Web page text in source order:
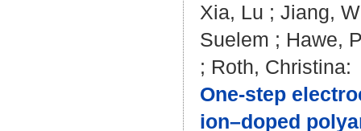
Xia, Lu ; Jiang,
Suelem ; Hawe,
; Roth, Christina:
One-step
ion–doped